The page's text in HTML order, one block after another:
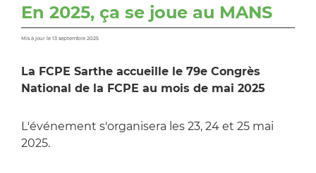
En 2025, ça se joue au MANS
Mis à jour le 13 septembre 2025
La FCPE Sarthe accueille le 79e Congrès
National de la FCPE au mois de mai 2025
L'événement s'organisera les 23, 24 et 25 mai
2025.